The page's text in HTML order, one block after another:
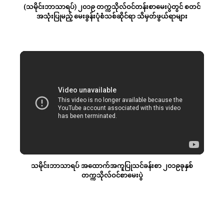
(သမိုင်းဘာသာရပ်) ၂၀၁၉ တက္ကသိုလ်ဝင်တန်းစာမေးပွဲတွင် စတင်
အသုံးပြုမည့် မေးခွန်းပုံစံသစ်ဆိုင်ရာ သိမှတ်ဖွယ်ရာများ
သမိုင်းဘာသာရပ် အထောက်အကူပြုသင်ခန်းစာ ၂၀၁၉ခုနှစ်
တက္ကသိုလ်ဝင်စာမေးပွဲ